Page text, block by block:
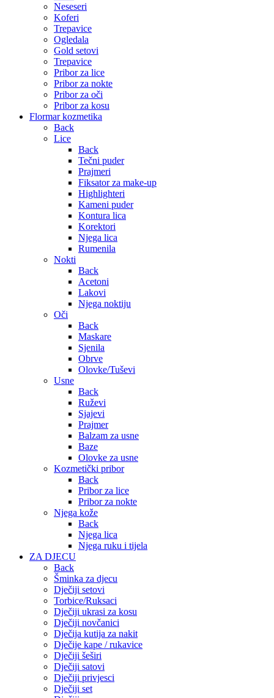
Neseseri
Koferi
Trepavice
Ogledala
Gold setovi
Trepavice
Pribor za lice
Pribor za nokte
Pribor za oči
Pribor za kosu
Flormar kozmetika
Back
Lice
Back
Tečni puder
Prajmeri
Fiksator za make-up
Highlighteri
Kameni puder
Kontura lica
Korektori
Njega lica
Rumenila
Nokti
Back
Acetoni
Lakovi
Njega noktiju
Oči
Back
Maskare
Sjenila
Obrve
Olovke/Tuševi
Usne
Back
Ruževi
Sjajevi
Prajmer
Balzam za usne
Baze
Olovke za usne
Kozmetički pribor
Back
Pribor za lice
Pribor za nokte
Njega kože
Back
Njega lica
Njega ruku i tijela
ZA DJECU
Back
Šminka za djecu
Dječiji setovi
Torbice/Ruksaci
Dječiji ukrasi za kosu
Dječiji novčanici
Dječija kutija za nakit
Dječije kape / rukavice
Dječiji šeširi
Dječiji satovi
Dječiji privjesci
Dječiji set